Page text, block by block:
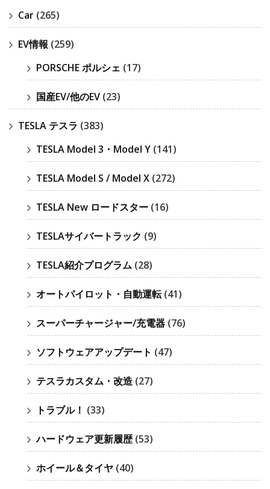
Car (265)
EV情報 (259)
PORSCHE ポルシェ (17)
国産EV/他のEV (23)
TESLA テスラ (383)
TESLA Model 3・Model Y (141)
TESLA Model S / Model X (272)
TESLA New ロードスター (16)
TESLAサイバートラック (9)
TESLA紹介プログラム (28)
オートパイロット・自動運転(41)
スーパーチャージャー/充電器 (76)
ソフトウェアアップデート (47)
テスラカスタム・改造 (27)
トラブル！ (33)
ハードウェア更新履歴(53)
ホイール＆タイヤ (40)